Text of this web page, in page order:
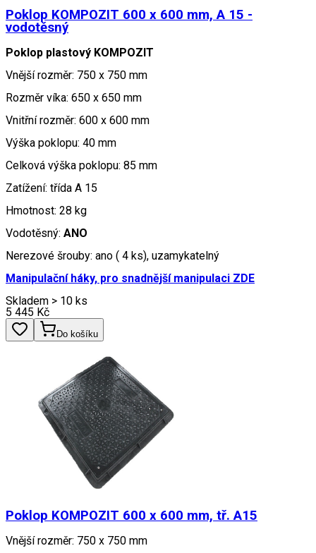
Poklop KOMPOZIT 600 x 600 mm, A 15 -
vodotěsný
Poklop plastový KOMPOZIT
Vnější rozměr: 750 x 750 mm
Rozměr víka: 650 x 650 mm
Vnitřní rozměr: 600 x 600 mm
Výška poklopu: 40 mm
Celková výška poklopu: 85 mm
Zatížení: třída A 15
Hmotnost: 28 kg
Vodotěsný: ANO
Nerezové šrouby: ano ( 4 ks), uzamykatelný
Manipulační háky, pro snadnější manipulaci ZDE
Skladem > 10 ks
5 445 Kč
Do košíku
Poklop KOMPOZIT 600 x 600 mm, tř. A15
Vnější rozměr: 750 x 750 mm